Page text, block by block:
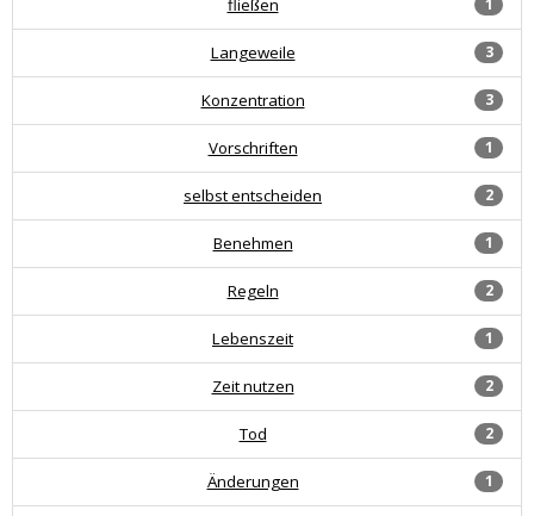
fließen
3
Langeweile
3
Konzentration
1
Vorschriften
2
selbst entscheiden
1
Benehmen
2
Regeln
1
Lebenszeit
2
Zeit nutzen
2
Tod
1
Änderungen